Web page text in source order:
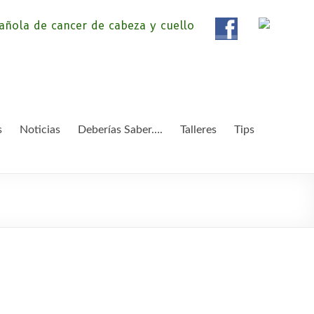
de Pacientes de
de Cáncer de Cabeza y cuello «APC», una
apoyar a pacientes y familiares.
Noticias Deberías Saber…. Talleres Tips